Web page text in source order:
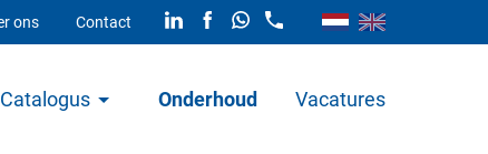
ons Contact
Catalogus Onderhoud Vacatures